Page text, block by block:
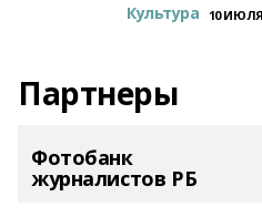
Культура 10 ИЮЛЯ
Партнеры
Фотобанк
журналистов РБ